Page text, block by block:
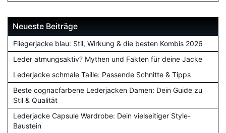
Neueste Beiträge
Fliegerjacke blau: Stil, Wirkung & die besten Kombis 2026
Leder atmungsaktiv? Mythen und Fakten für deine Jacke
Lederjacke schmale Taille: Passende Schnitte & Tipps
Beste cognacfarbene Lederjacken Damen: Dein Guide zu
Stil & Qualität
Lederjacke Capsule Wardrobe: Dein vielseitiger Style-
Baustein